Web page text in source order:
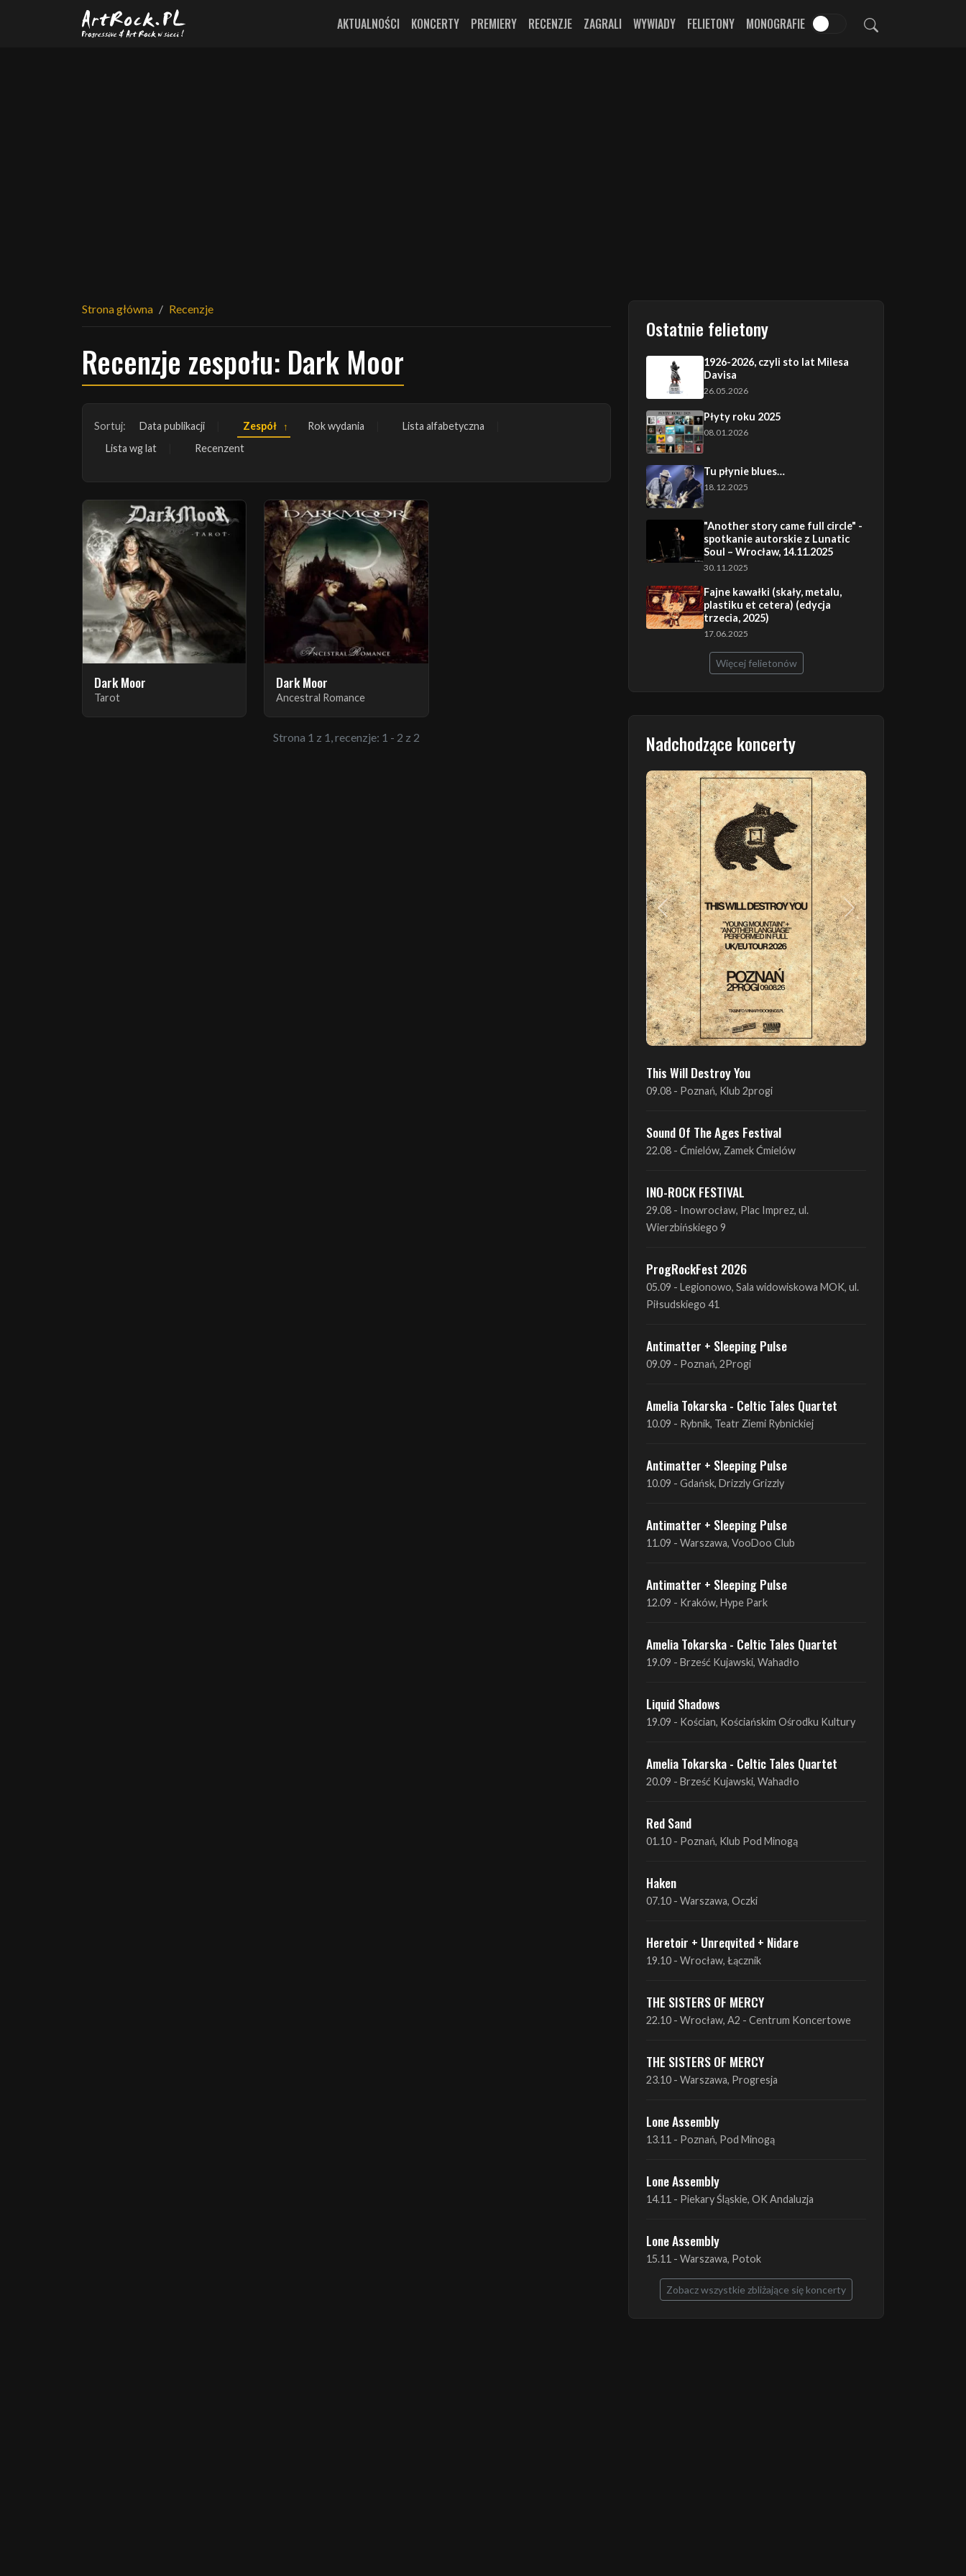
Przejdź do treści głównej
AKTUALNOŚCI KONCERTY PREMIERY RECENZJE ZAGRALI WYWIADY FELIETONY MONOGRAFIE
Strona główna Recenzje
Recenzje zespołu: Dark Moor
Sortuj: Data publikacji Zespół Rok wydania
Lista alfabetyczna
Lista wg lat
Recenzent
Dark Moor
Tarot
Dark Moor
Ancestral Romance
Strona 1 z 1, recenzje: 1 - 2 z 2
Ostatnie felietony
1926-2026, czyli sto lat Milesa
Davisa
26.05.2026
Płyty roku 2025
08.01.2026
Tu płynie blues…
18.12.2025
"Another story came full circle" -
spotkanie autorskie z Lunatic
Soul – Wrocław, 14.11.2025
30.11.2025
Fajne kawałki (skały, metalu,
plastiku et cetera) (edycja
trzecia, 2025)
17.06.2025
Więcej felietonów
Nadchodzące koncerty
Poprzedni Następny
This Will Destroy You
09.08 - Poznań, Klub 2progi
Sound Of The Ages Festival
22.08 - Ćmielów, Zamek Ćmielów
INO-ROCK FESTIVAL
29.08 - Inowrocław, Plac Imprez, ul.
ProgRockFest 2026
05.09 - Legionowo, Sala widowiskowa MOK, ul.
Antimatter + Sleeping Pulse
09.09 - Poznań, 2Progi
Amelia Tokarska - Celtic Tales Quartet
10.09 - Rybnik, Teatr Ziemi Rybnickiej
Antimatter + Sleeping Pulse
10.09 - Gdańsk, Drizzly Grizzly
Antimatter + Sleeping Pulse
11.09 - Warszawa, VooDoo Club
Antimatter + Sleeping Pulse
12.09 - Kraków, Hype Park
Amelia Tokarska - Celtic Tales Quartet
19.09 - Brześć Kujawski, Wahadło
Liquid Shadows
19.09 - Kościan, Kościańskim Ośrodku Kultury
Amelia Tokarska - Celtic Tales Quartet
20.09 - Brześć Kujawski, Wahadło
Red Sand
01.10 - Poznań, Klub Pod Minogą
Haken
07.10 - Warszawa, Oczki
Heretoir + Unreqvited + Nidare
19.10 - Wrocław, Łącznik
THE SISTERS OF MERCY
22.10 - Wrocław, A2 - Centrum Koncertowe
THE SISTERS OF MERCY
23.10 - Warszawa, Progresja
Lone Assembly
13.11 - Poznań, Pod Minogą
Lone Assembly
14.11 - Piekary Śląskie, OK Andaluzja
Lone Assembly
15.11 - Warszawa, Potok
Zobacz wszystkie zbliżające się koncerty